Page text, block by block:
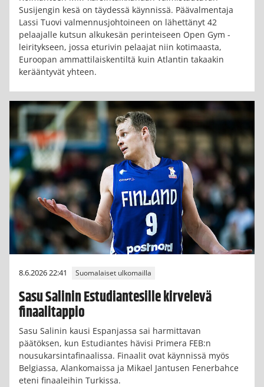
Susijengin kesä on täydessä käynnissä. Päävalmentaja
Lassi Tuovi valmennusjohtoineen on lähettänyt 42
pelaajalle kutsun alkukesän perinteiseen Open Gym -
leiritykseen, jossa eturivin pelaajat niin kotimaasta,
Euroopan ammattilaiskentiltä kuin Atlantin takaakin
kerääntyvät yhteen.
8.6.2026 22:41 Suomalaiset ulkomailla
Sasu Salinin Estudiantesille kirvelevä
finaalitappio
Sasu Salinin kausi Espanjassa sai harmittavan
päätöksen, kun Estudiantes hävisi Primera FEB:n
nousukarsintafinaalissa. Finaalit ovat käynnissä myös
Belgiassa, Alankomaissa ja Mikael Jantusen Fenerbahce
eteni finaaleihin Turkissa.